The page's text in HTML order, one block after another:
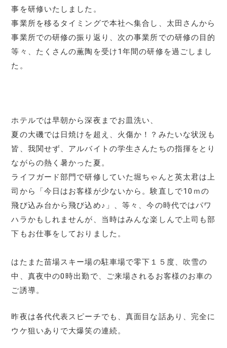
事を研修いたしました。
事業所を移るタイミングで本社へ集合し、太田さんから
事業所での研修の振り返り、次の事業所での研修の目的
等々、たくさんの薫陶を受け1年間の研修を過ごしまし
た。
ホテルでは早朝から深夜までお皿洗い、
夏の大磯では日焼けを超え、火傷か！？みたいな状況も
皆、我関せず、アルバイトの学生さんたちの指揮をとり
ながらの熱く暑かった夏。
ライフガード部門で研修していた堀ちゃんと英太君は上
司から「今日はお客様が少ないから。験直しで10ｍの
飛び込み台から飛び込め♪」、等々、今の時代ではパワ
ハラかもしれませんが、当時はみんな楽しんで上司も部
下もお仕事をしておりました。
はたまた苗場スキー場の駐車場で零下１５度、吹雪の
中、真夜中の0時出勤で、ご来場されるお客様のお車の
ご誘導。
昨夜は各代代表スピーチでも、真面目な話あり、完全に
ウケ狙いありで大爆笑の連続。